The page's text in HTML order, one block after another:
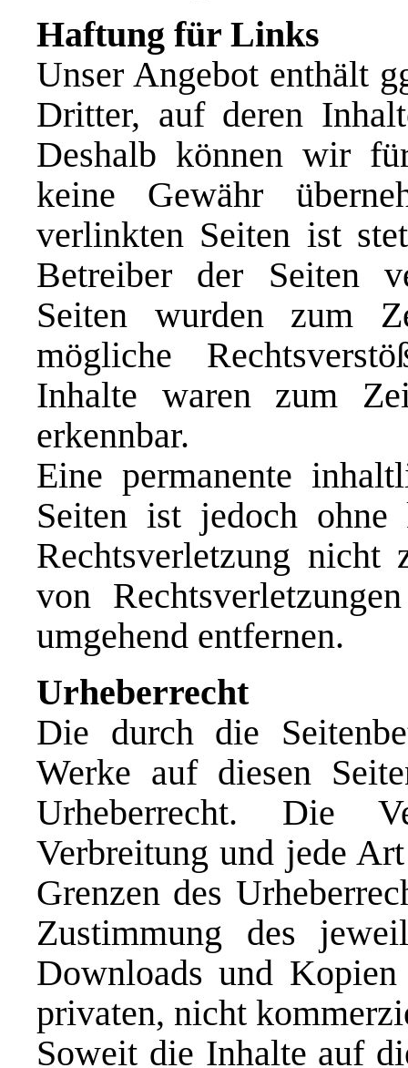
Haftung für Links
Unser Angebot enthält
Dritter, auf deren
Deshalb können wir
keine Gewähr
verlinkten Seiten ist
Betreiber der Seiten
Seiten wurden zum
mögliche
Inhalte waren zum
erkennbar.
Eine permanente
Seiten ist jedoch ohne
Rechtsverletzung nicht
von
umgehend entfernen.
Urheberrecht
Die durch die
Werke auf diesen
Urheberrecht. Die
Verbreitung und jede
Grenzen des
Zustimmung des
Downloads und
privaten, nicht
Soweit die Inhalte auf